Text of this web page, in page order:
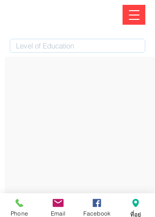
Phone Email Facebook ที่อยู่